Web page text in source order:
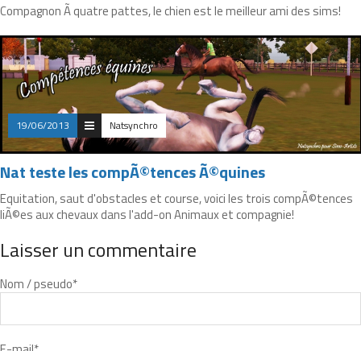
Compagnon Ã quatre pattes, le chien est le meilleur ami des sims!
19/06/2013 Natsynchro
Nat teste les compÃ©tences Ã©quines
Equitation, saut d'obstacles et course, voici les trois compÃ©tences
liÃ©es aux chevaux dans l'add-on Animaux et compagnie!
Laisser un commentaire
Nom / pseudo*